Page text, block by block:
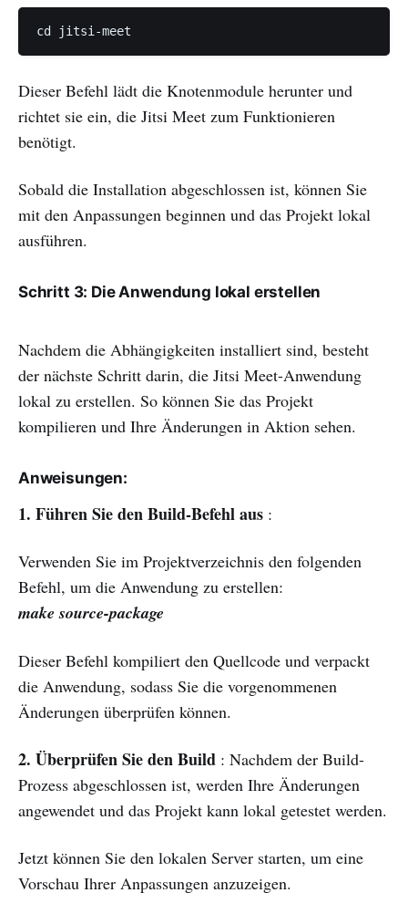
cd jitsi-meet
Dieser Befehl lädt die Knotenmodule herunter und
richtet sie ein, die Jitsi Meet zum Funktionieren
benötigt.
Sobald die Installation abgeschlossen ist, können Sie
mit den Anpassungen beginnen und das Projekt lokal
ausführen.
Schritt 3: Die Anwendung lokal erstellen
Nachdem die Abhängigkeiten installiert sind, besteht
der nächste Schritt darin, die Jitsi Meet-Anwendung
lokal zu erstellen. So können Sie das Projekt
kompilieren und Ihre Änderungen in Aktion sehen.
Anweisungen:
1. Führen Sie den Build-Befehl aus :
Verwenden Sie im Projektverzeichnis den folgenden
Befehl, um die Anwendung zu erstellen:
make source-package
Dieser Befehl kompiliert den Quellcode und verpackt
die Anwendung, sodass Sie die vorgenommenen
Änderungen überprüfen können.
2. Überprüfen Sie den Build : Nachdem der Build-
Prozess abgeschlossen ist, werden Ihre Änderungen
angewendet und das Projekt kann lokal getestet werden.
Jetzt können Sie den lokalen Server starten, um eine
Vorschau Ihrer Anpassungen anzuzeigen.